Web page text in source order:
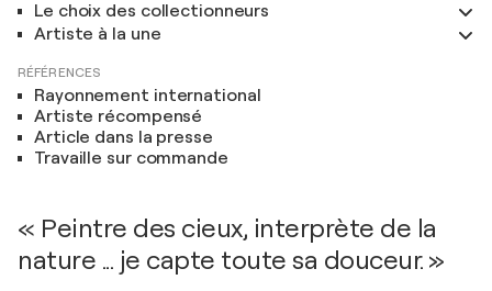
Le choix des collectionneurs
Artiste à la une
RÉFÉRENCES
Rayonnement international
Artiste récompensé
Article dans la presse
Travaille sur commande
« Peintre des cieux, interprète de la
nature ... je capte toute sa douceur. »